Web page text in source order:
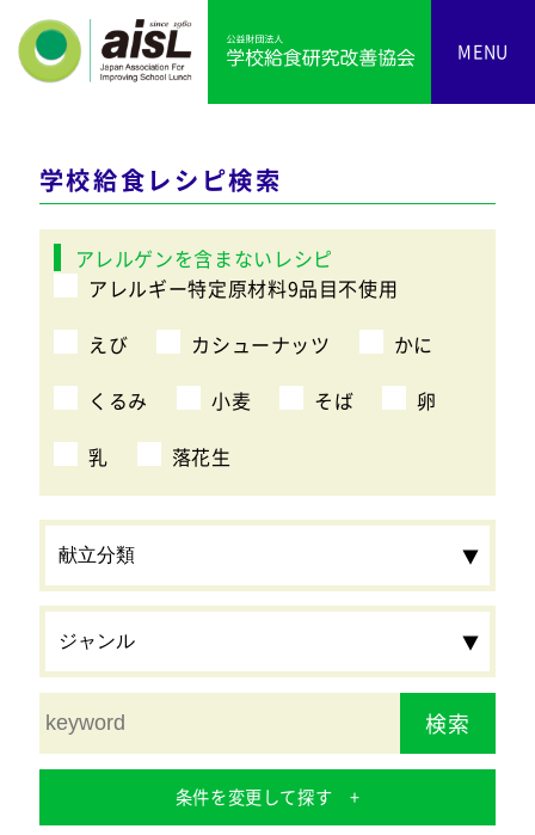
MENU
学校給食レシピ検索
アレルゲンを含まないレシピ
アレルギー特定原材料9品目不使用
えび
カシューナッツ
かに
くるみ
小麦 そば
卵
乳
落花生
検索
条件を変更して探す